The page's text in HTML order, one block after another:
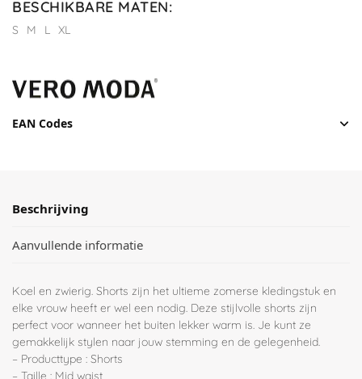
BESCHIKBARE MATEN:
S M L XL
EAN Codes
Beschrijving
Aanvullende informatie
Koel en zwierig. Shorts zijn het ultieme zomerse kledingstuk en
elke vrouw heeft er wel een nodig. Deze stijlvolle shorts zijn
perfect voor wanneer het buiten lekker warm is. Je kunt ze
gemakkelijk stylen naar jouw stemming en de gelegenheid.
– Producttype : Shorts
– Taille : Mid waist